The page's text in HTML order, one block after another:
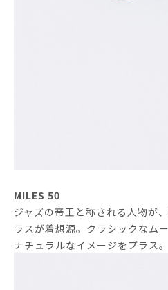
MILES 50
ジャズの帝王と称される人物が
ラスが着想源。クラシックなム
ナチュラルなイメージをプラス。